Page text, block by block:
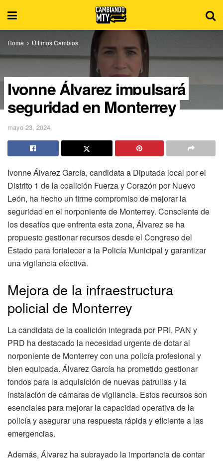
Home Últimos Cambios
Ivonne Álvarez impulsará
seguridad en Monterrey
mayo 23, 2024
Ivonne Álvarez García, candidata a Diputada local por el
Distrito 1 de la coalición Fuerza y Corazón por Nuevo
León, ha hecho un firme compromiso de mejorar la
seguridad en el norponiente de Monterrey. Consciente de
los desafíos que enfrenta esta zona, Álvarez se ha
propuesto gestionar recursos desde el Congreso del
Estado para fortalecer a la Policía Municipal y garantizar
una vigilancia efectiva.
Mejora de la infraestructura
policial de Monterrey
La candidata de la coalición integrada por PRI, PAN y
PRD ha destacado la necesidad urgente de dotar al
norponiente de Monterrey con una policía profesional y
bien equipada. Álvarez García ha prometido gestionar
fondos para la adquisición de nuevas patrullas y la
instalación de cámaras de vigilancia. Estos recursos son
esenciales para mejorar la capacidad operativa de la
policía y asegurar una respuesta rápida y eficiente a las
emergencias.
Además, Álvarez ha subrayado la importancia de contar